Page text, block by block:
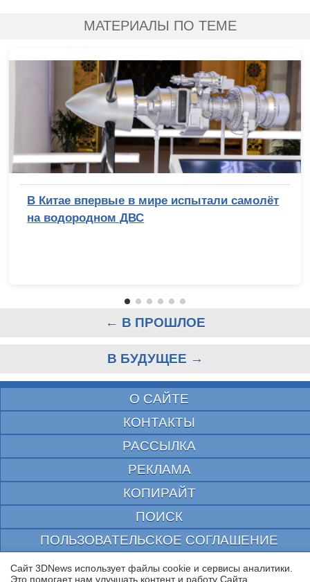
МАТЕРИАЛЫ ПО ТЕМЕ
В Китае впервые в мире испытали самолёт
на водородном ДВС
← В ПРОШЛОЕ
В БУДУЩЕЕ →
О САЙТЕ
КОНТАКТЫ
РАССЫЛКА
РЕКЛАМА
КОПИРАЙТ
ПОИСК
ПОЛЬЗОВАТЕЛЬСКОЕ СОГЛАШЕНИЕ
ЗАЩИЩЕНО CURATOR
Сайт 3DNews использует файлы cookie и сервисы аналитики.
Это помогает нам улучшать контент и работу Cайта.